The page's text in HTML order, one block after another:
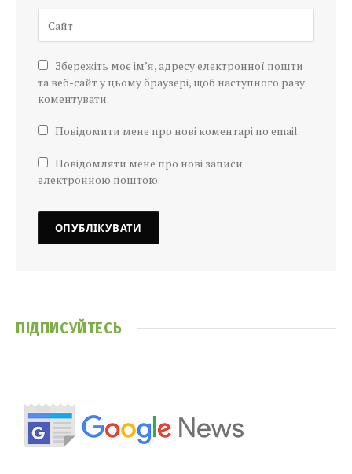
Збережіть моє ім’я, адресу електронної пошти
та веб-сайт у цьому браузері, щоб наступного разу
коментувати.
Повідомити мене про нові коментарі по email.
Повідомляти мене про нові записи
електронною поштою.
ПІДПИСУЙТЕСЬ